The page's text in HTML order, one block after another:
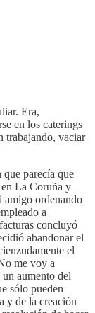
Era,
en los caterings
trabajando, vaciar
que parecía que
La Coruña y
amigo ordenando
a
concluyó
abandonar el
el
me voy a
aumento del
sólo pueden
y de la creación